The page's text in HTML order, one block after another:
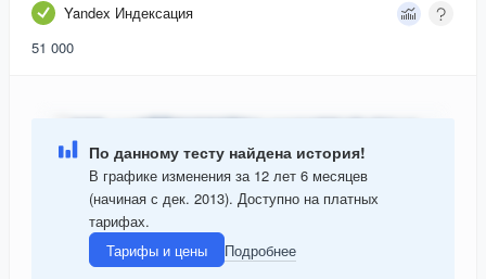
Yandex Индексация
51 000
По данному тесту найдена история!
В графике изменения за 12 лет 6 месяцев
(начиная с дек. 2013). Доступно на платных
тарифах.
Тарифы и цены
Подробнее